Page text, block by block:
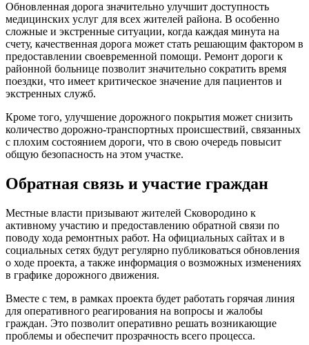
Обновленная дорога значительно улучшит доступность
медицинских услуг для всех жителей района. В особенно
сложные и экстренные ситуации, когда каждая минута на
счету, качественная дорога может стать решающим фактором в
предоставлении своевременной помощи. Ремонт дороги к
районной больнице позволит значительно сократить время
поездки, что имеет критическое значение для пациентов и
экстренных служб.
Кроме того, улучшение дорожного покрытия может снизить
количество дорожно-транспортных происшествий, связанных
с плохим состоянием дороги, что в свою очередь повысит
общую безопасность на этом участке.
Обратная связь и участие граждан
Местные власти призывают жителей Сковородино к
активному участию и предоставлению обратной связи по
поводу хода ремонтных работ. На официальных сайтах и в
социальных сетях будут регулярно публиковаться обновления
о ходе проекта, а также информация о возможных изменениях
в графике дорожного движения.
Вместе с тем, в рамках проекта будет работать горячая линия
для оперативного реагирования на вопросы и жалобы
граждан. Это позволит оперативно решать возникающие
проблемы и обеспечит прозрачность всего процесса.